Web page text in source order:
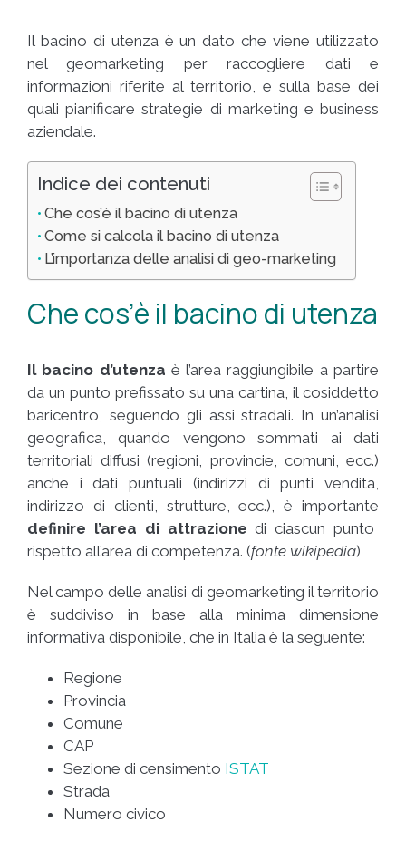
Il bacino di utenza è un dato che viene utilizzato
nel geomarketing per raccogliere dati e
informazioni riferite al territorio, e sulla base dei
quali pianificare strategie di marketing e business
aziendale.
Indice dei contenuti
Che cos’è il bacino di utenza
Come si calcola il bacino di utenza
L’importanza delle analisi di geo-marketing
Che cos’è il bacino di utenza
Il bacino d’utenza è l’area raggiungibile a partire
da un punto prefissato su una cartina, il cosiddetto
baricentro, seguendo gli assi stradali. In un’analisi
geografica, quando vengono sommati ai dati
territoriali diffusi (regioni, provincie, comuni, ecc.)
anche i dati puntuali (indirizzi di punti vendita,
indirizzo di clienti, strutture, ecc.), è importante
definire l’area di attrazione di ciascun punto
rispetto all’area di competenza. (fonte wikipedia)
Nel campo delle analisi di geomarketing il territorio
è suddiviso in base alla minima dimensione
informativa disponibile, che in Italia è la seguente:
Regione
Provincia
Comune
CAP
Sezione di censimento ISTAT
Strada
Numero civico